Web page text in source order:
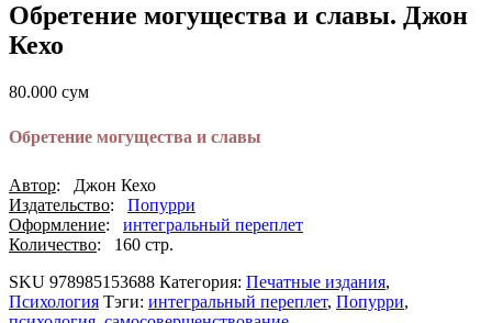
Обретение могущества и славы. Джон
Кехо
80.000 сум
Обретение могущества и славы
Автор: Джон Кехо
Издательство: Попурри
Оформление: интегральный переплет
Количество: 160 стр.
SKU 978985153688 Категория: Печатные издания,
Психология Тэги: интегральный переплет, Попурри,